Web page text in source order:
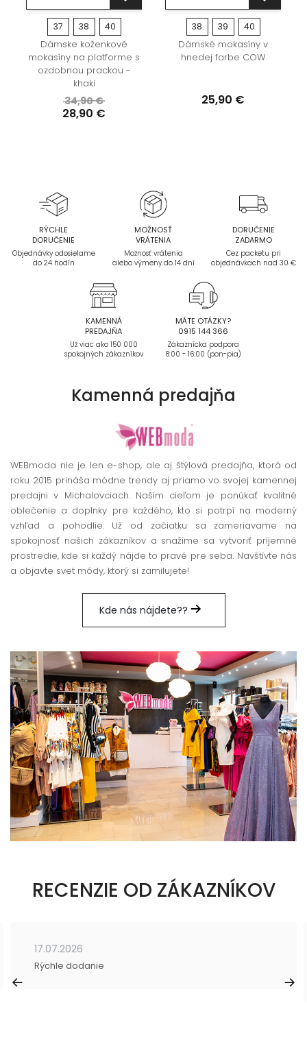
37 38 40
Dámske koženkové
mokasíny na platforme s
ozdobnou prackou -
khaki
34,90 €
28,90 €
38 39 40
Dámské mokasíny v
hnedej farbe COW
25,90 €
RÝCHLE
DORUČENIE
Objednávky odosielame
do 24 hodín
MOŽNOSŤ
VRÁTENIA
Možnosť vrátenia
alebo výmeny do 14 dní
DORUČENIE
ZADARMO
Cez packetu pri
objednávkach nad 30 €
KAMENNÁ
PREDAJŇA
Už viac ako 150 000
spokojných zákazníkov
MÁTE OTÁZKY?
0915 144 366
Zákaznícka podpora
8:00 - 16:00 (pon-pia)
Kamenná predajňa
WEBmoda nie je len e-shop, ale aj štýlová predajňa, ktorá od
roku 2015 prináša módne trendy aj priamo vo svojej kamennej
predajni v Michalovciach. Naším cieľom je ponúkať kvalitné
oblečenie a doplnky pre každého, kto si potrpí na moderný
vzhľad a pohodlie. Už od začiatku sa zameriavame na
spokojnosť našich zákazníkov a snažíme sa vytvoriť príjemné
prostredie, kde si každý nájde to pravé pre seba. Navštívte nás
a objavte svet módy, ktorý si zamilujete!
Kde nás nájdete??
RECENZIE OD ZÁKAZNÍKOV
17.07.2026
Rýchle dodanie